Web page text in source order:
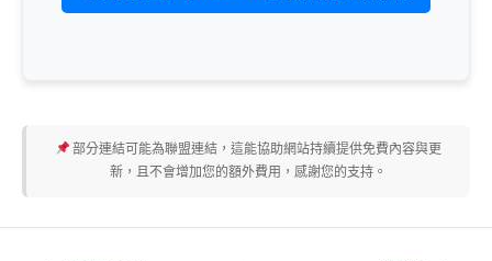
部分連結可能為聯盟連結，這能協助網站持續提供免費內容與更
新，且不會增加您的額外費用，感謝您的支持。